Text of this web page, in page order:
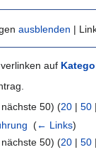
ausblenden |
auf
50) (20 | 50
‎(← Links)
50) (20 | 50